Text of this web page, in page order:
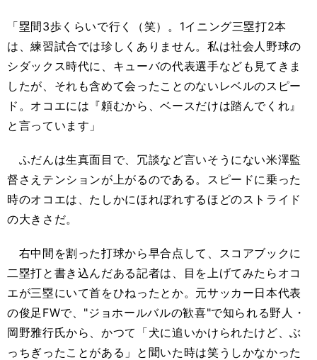
「塁間3歩くらいで行く（笑）。1イニング三塁打2本
は、練習試合では珍しくありません。私は社会人野球の
シダックス時代に、キューバの代表選手なども見てきま
したが、それも含めて会ったことのないレベルのスピー
ド。オコエには『頼むから、ベースだけは踏んでくれ』
と言っています」
ふだんは生真面目で、冗談など言いそうにない米澤監
督さえテンションが上がるのである。スピードに乗った
時のオコエは、たしかにほれぼれするほどのストライド
の大きさだ。
右中間を割った打球から早合点して、スコアブックに
二塁打と書き込んだある記者は、目を上げてみたらオコ
エが三塁にいて首をひねったとか。元サッカー日本代表
の俊足FWで、"ジョホールバルの歓喜"で知られる野人・
岡野雅行氏から、かつて「犬に追いかけられたけど、ぶ
っちぎったことがある」と聞いた時は笑うしかなかった